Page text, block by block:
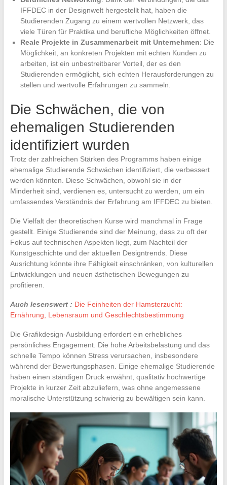
IFFDEC in der Designwelt hergestellt hat, haben die
Studierenden Zugang zu einem wertvollen Netzwerk, das
viele Türen für Praktika und berufliche Möglichkeiten öffnet.
Reale Projekte in Zusammenarbeit mit Unternehmen: Die
Möglichkeit, an konkreten Projekten mit echten Kunden zu
arbeiten, ist ein unbestreitbarer Vorteil, der es den
Studierenden ermöglicht, sich echten Herausforderungen zu
stellen und wertvolle Erfahrungen zu sammeln.
Die Schwächen, die von
ehemaligen Studierenden
identifiziert wurden
Trotz der zahlreichen Stärken des Programms haben einige
ehemalige Studierende Schwächen identifiziert, die verbessert
werden könnten. Diese Schwächen, obwohl sie in der
Minderheit sind, verdienen es, untersucht zu werden, um ein
umfassendes Verständnis der Erfahrung am IFFDEC zu bieten.
Die Vielfalt der theoretischen Kurse wird manchmal in Frage
gestellt. Einige Studierende sind der Meinung, dass zu oft der
Fokus auf technischen Aspekten liegt, zum Nachteil der
Kunstgeschichte und der aktuellen Designtrends. Diese
Ausrichtung könnte ihre Fähigkeit einschränken, von kulturellen
Entwicklungen und neuen ästhetischen Bewegungen zu
profitieren.
Auch lesenswert : Die Feinheiten der Hamsterzucht:
Ernährung, Lebensraum und Geschlechtsbestimmung
Die Grafikdesign-Ausbildung erfordert ein erhebliches
persönliches Engagement. Die hohe Arbeitsbelastung und das
schnelle Tempo können Stress verursachen, insbesondere
während der Bewertungsphasen. Einige ehemalige Studierende
haben einen ständigen Druck erwähnt, qualitativ hochwertige
Projekte in kurzer Zeit abzuliefern, was ohne angemessene
moralische Unterstützung schwierig zu bewältigen sein kann.